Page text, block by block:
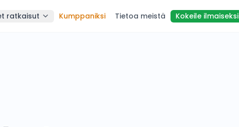
ratkaisut Kumppaniksi Tietoa meistä Kokeile ilmaiseksi